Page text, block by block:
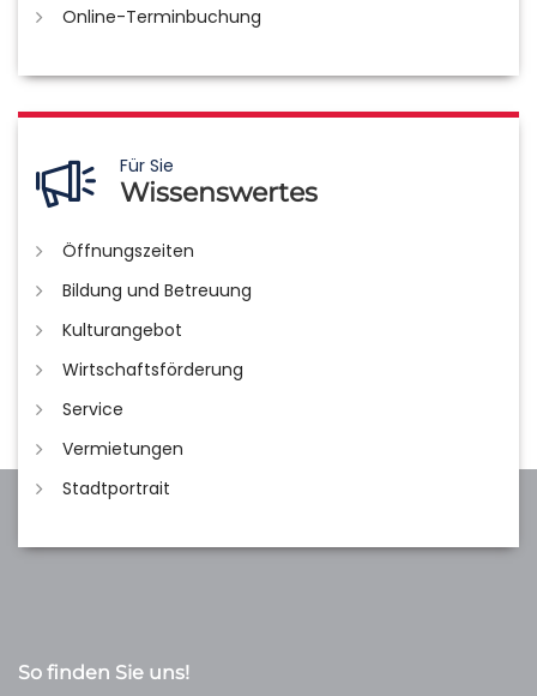
Online-Terminbuchung
Für Sie
Wissenswertes
Öffnungszeiten
Bildung und Betreuung
Kulturangebot
Wirtschaftsförderung
Service
Vermietungen
Stadtportrait
So finden Sie uns!